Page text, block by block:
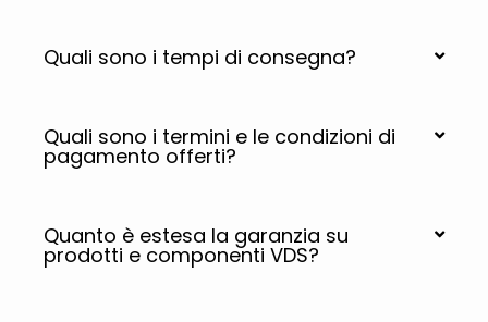
Quali sono i tempi di consegna?
Quali sono i termini e le condizioni di
pagamento offerti?
Quanto è estesa la garanzia su
prodotti e componenti VDS?